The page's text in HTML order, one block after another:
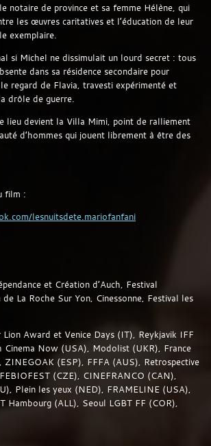
notaire de province et sa femme Hélène, qui
les œuvres caritatives et l’éducation de leur
exemplaire.
si Michel ne dissimulait un lourd secret : tous
dans sa résidence secondaire pour
regard de Flavia, travesti expérimenté et
drôle de guerre.
lieu devient la Villa Mimi, point de ralliement
d’hommes qui jouent librement à être des
film :
lesnuitsdete.mariofanfani
et Création d’Auch, Festival
La Roche Sur Yon, Cinessonne, Festival les
Lion Award et Venice Days (IT), Reykjavik IFF
Cinema Now (USA), Modolist (UKR), France
ZINEGOAK (ESP), FFFA (AUS), Retrospective
(CZE), CINEFRANCO (CAN),
Plein les yeux (NED), FRAMELINE (USA),
Hambourg (ALL), Seoul LGBT FF (COR),